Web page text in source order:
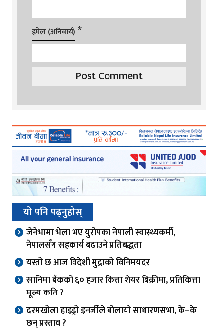
इमेल (अनिवार्य) *
यो पनि पढ्नुहोस्
जेनेभामा भेला भए युरोपका नेपाली स्वास्थ्यकर्मी,
नेपालसँग सहकार्य बढाउने प्रतिबद्धता
यस्तो छ आज विदेशी मुद्राको विनिमयदर
सानिमा बैंकको ६० हजार कित्ता शेयर बिक्रीमा, प्रतिकित्ता
मूल्य कति ?
दरमखोला हाइड्रो इनर्जीले बोलायो साधारणसभा, के–के
छन् प्रस्ताव ?